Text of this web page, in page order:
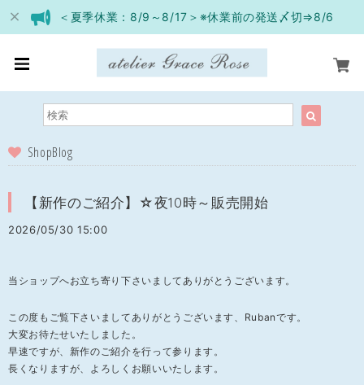
＜夏季休業：8/9～8/17＞※休業前の発送〆切⇒8/6
ShopBlog
【新作のご紹介】☆夜10時～販売開始
2026/05/30 15:00
当ショップへお立ち寄り下さいましてありがとうございます。
この度もご覧下さいましてありがとうございます、Rubanです。
大変お待たせいたしました。
早速ですが、新作のご紹介を行って参ります。
長くなりますが、よろしくお願いいたします。